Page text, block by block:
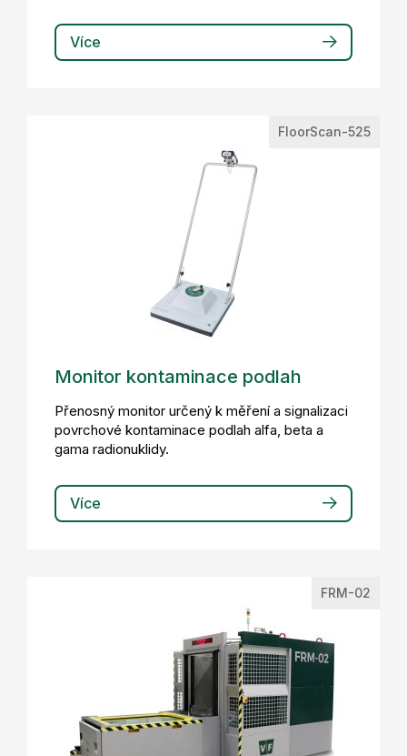
Více
FloorScan-525
Monitor kontaminace podlah
Přenosný monitor určený k měření a signalizaci
povrchové kontaminace podlah alfa, beta a
gama radionuklidy.
Více
FRM-02